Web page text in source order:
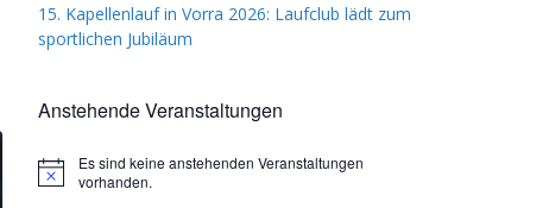
15. Kapellenlauf in Vorra 2026: Laufclub lädt zum
sportlichen Jubiläum
Anstehende Veranstaltungen
H
Es sind keine anstehenden Veranstaltungen
vorhanden.